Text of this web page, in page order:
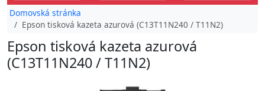
Domovská stránka
Epson tisková kazeta azurová (C13T11N240 / T11N2)
Epson tisková kazeta azurová
(C13T11N240 / T11N2)